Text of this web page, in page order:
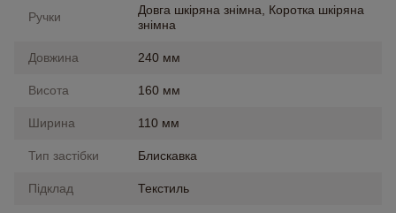
Ручки
Довга шкіряна знімна, Коротка шкіряна
знімна
Довжина 240 мм
Висота 160 мм
Ширина 110 мм
Тип застібки Блискавка
Підклад Текстиль